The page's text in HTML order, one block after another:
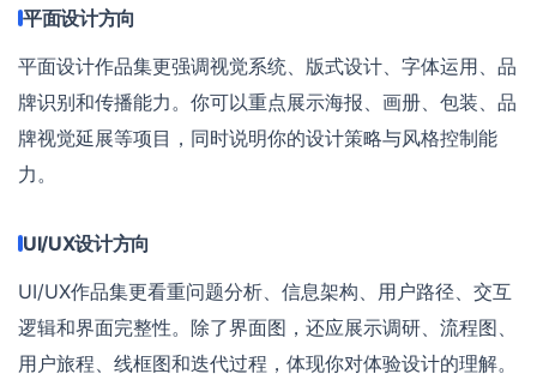
平面设计方向
平面设计作品集更强调视觉系统、版式设计、字体运用、品
牌识别和传播能力。你可以重点展示海报、画册、包装、品
牌视觉延展等项目，同时说明你的设计策略与风格控制能
力。
UI/UX设计方向
UI/UX作品集更看重问题分析、信息架构、用户路径、交互
逻辑和界面完整性。除了界面图，还应展示调研、流程图、
用户旅程、线框图和迭代过程，体现你对体验设计的理解。